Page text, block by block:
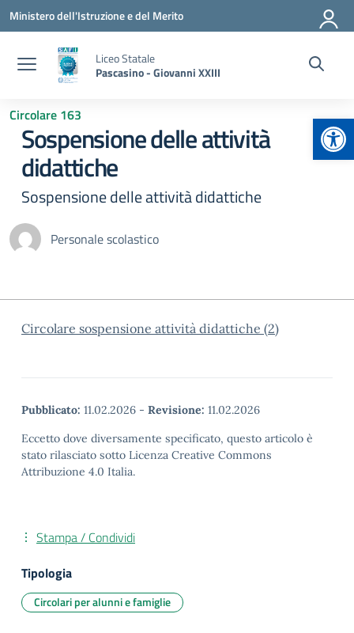
Vai ai contenuti
Vai al menu di navigazione
Vai al footer
Ministero dell'Istruzione e del Merito
Liceo Statale
Pascasino - Giovanni XXIII
Circolare 163
Sospensione delle attività
didattiche
Sospensione delle attività didattiche
Personale scolastico
Circolare sospensione attività didattiche (2)
Pubblicato: 11.02.2026 - Revisione: 11.02.2026
Eccetto dove diversamente specificato, questo articolo è
stato rilasciato sotto Licenza Creative Commons
Attribuzione 4.0 Italia.
Stampa / Condividi
Tipologia
Circolari per alunni e famiglie